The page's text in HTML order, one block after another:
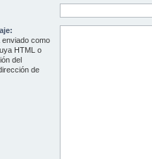
enviado como
HTML o
del
de